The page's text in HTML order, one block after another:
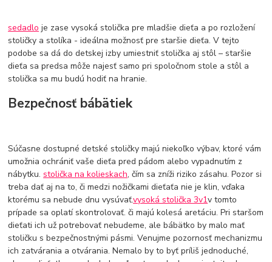
sedadlo je zase vysoká stolička pre mladšie dieťa a po rozložení
stoličky a stolíka - ideálna možnosť pre staršie dieťa. V tejto
podobe sa dá do detskej izby umiestniť stolička aj stôl – staršie
dieťa sa predsa môže najesť samo pri spoločnom stole a stôl a
stolička sa mu budú hodiť na hranie.
Bezpečnosť bábätiek
Súčasne dostupné detské stoličky majú niekoľko výbav, ktoré vám
umožnia ochrániť vaše dieťa pred pádom alebo vypadnutím z
nábytku.stolička na kolieskach, čím sa zníži riziko zásahu. Pozor si
treba dať aj na to, či medzi nožičkami dieťaťa nie je klin, vďaka
ktorému sa nebude dnu vysúvať.vysoká stolička 3v1v tomto
prípade sa oplatí skontrolovať. či majú kolesá aretáciu. Pri staršom
dieťati ich už potrebovať nebudeme, ale bábätko by malo mať
stoličku s bezpečnostnými pásmi. Venujme pozornosť mechanizmu
ich zatvárania a otvárania. Nemalo by to byť príliš jednoduché,